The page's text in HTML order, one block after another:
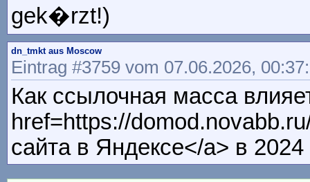
gek�rzt!)
dn_tmkt aus Moscow
Eintrag #3759 vom 07.06.2026,
Как ссылочная масса
href=https://
сайта в Яндексе</a> в 2024